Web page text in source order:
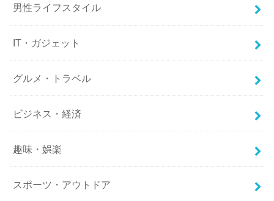
男性ライフスタイル
IT・ガジェット
グルメ・トラベル
ビジネス・経済
趣味・娯楽
スポーツ・アウトドア